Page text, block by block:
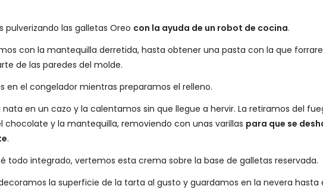
pulverizando las galletas Oreo con la ayuda de un robot de cocina.
con la mantequilla derretida, hasta obtener una pasta con la que
de las paredes del molde.
en el congelador mientras preparamos el relleno.
nata en un cazo y la calentamos sin que llegue a hervir. La retiramos del
chocolate y la mantequilla, removiendo con unas varillas para que se
.
todo integrado, vertemos esta crema sobre la base de galletas reservada.
la superficie de la tarta al gusto y guardamos en la nevera hasta